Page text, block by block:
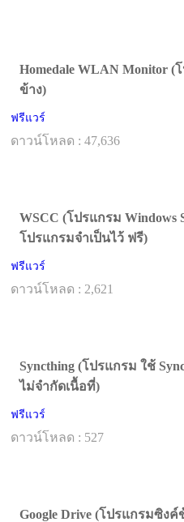
Homedale WLAN Monitor
ข้าง)
ฟรีแวร์
ดาวน์โหลด : 47,636
WSCC (โปรแกรม Windows
โปรแกรมจำเป็นไว้ ฟรี)
ฟรีแวร์
ดาวน์โหลด : 2,621
Syncthing (โปรแกรม ใช้
ไม่จำกัดเนื้อที่)
ฟรีแวร์
ดาวน์โหลด : 527
Google Drive (โปรแกรมซิง